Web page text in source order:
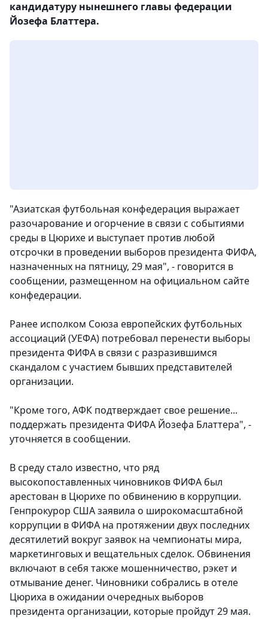
кандидатуру нынешнего главы федерации
Йозефа Блаттера.
"Азиатская футбольная конфедерация выражает
разочарование и огорчение в связи с событиями
среды в Цюрихе и выступает против любой
отсрочки в проведении выборов президента ФИФА,
назначенных на пятницу, 29 мая", - говорится в
сообщении, размещенном на официальном сайте
конфедерации.
Ранее исполком Союза европейских футбольных
ассоциаций (УЕФА) потребовал перенести выборы
президента ФИФА в связи с разразившимся
скандалом с участием бывших представителей
организации.
"Кроме того, АФК подтверждает свое решение...
поддержать президента ФИФА Йозефа Блаттера", -
уточняется в сообщении.
В среду стало известно, что ряд
высокопоставленных чиновников ФИФА был
арестован в Цюрихе по обвинению в коррупции.
Генпрокурор США заявила о широкомасштабной
коррупции в ФИФА на протяжении двух последних
десятилетий вокруг заявок на чемпионаты мира,
маркетинговых и вещательных сделок. Обвинения
включают в себя также мошенничество, рэкет и
отмывание денег. Чиновники собрались в отеле
Цюриха в ожидании очередных выборов
президента организации, которые пройдут 29 мая.